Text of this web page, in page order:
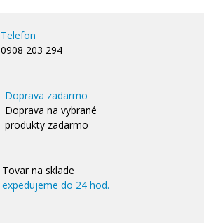
Telefon
0908 203 294
Doprava zadarmo
Doprava na vybrané
produkty zadarmo
Tovar na sklade
expedujeme do 24 hod.